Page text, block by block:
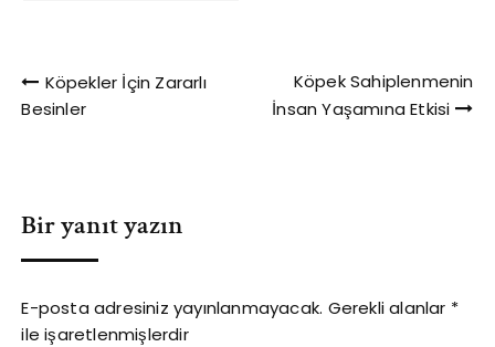
Yazı
gezinmesi
Köpekler İçin Zararlı
Besinler
Köpek Sahiplenmenin
İnsan Yaşamına Etkisi
Bir yanıt yazın
E-posta adresiniz yayınlanmayacak. Gerekli alanlar *
ile işaretlenmişlerdir